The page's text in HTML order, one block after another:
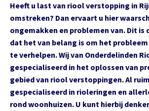
Heeft u last van riool verstopping in
omstreken? Dan ervaart u hier
ongemakken en problemen van. Dit is
dat het van belang is om het
te verhelpen. Wij van Onderdelinden
gespecialiseerd in het oplossen van
gebied van riool verstoppingen. Al
gespecialiseerd in rioleringen en
rond woonhuizen. U kunt hierbij